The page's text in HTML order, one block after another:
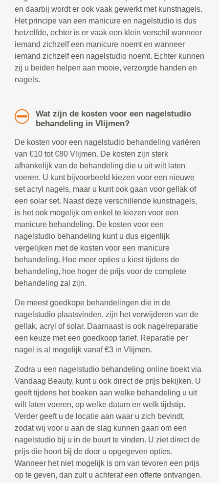
en daarbij wordt er ook vaak gewerkt met kunstnagels.
Het principe van een manicure en nagelstudio is dus
hetzelfde, echter is er vaak een klein verschil wanneer
iemand zichzelf een manicure noemt en wanneer
iemand zichzelf een nagelstudio noemt. Echter kunnen
zij u beiden helpen aan mooie, verzorgde handen en
nagels.
Wat zijn de kosten voor een nagelstudio
behandeling in Vlijmen?
De kosten voor een nagelstudio behandeling variëren
van €10 tot €80 Vlijmen. De kosten zijn sterk
afhankelijk van de behandeling die u uit wilt laten
voeren. U kunt bijvoorbeeld kiezen voor een nieuwe
set acryl nagels, maar u kunt ook gaan voor gellak of
een solar set. Naast deze verschillende kunstnagels,
is het ook mogelijk om enkel te kiezen voor een
manicure behandeling. De kosten voor een
nagelstudio behandeling kunt u dus eigenlijk
vergelijken met de kosten voor een manicure
behandeling. Hoe meer opties u kiest tijdens de
behandeling, hoe hoger de prijs voor de complete
behandeling zal zijn.
De meest goedkope behandelingen die in de
nagelstudio plaatsvinden, zijn het verwijderen van de
gellak, acryl of solar. Daarnaast is ook nagelreparatie
een keuze met een goedkoop tarief. Reparatie per
nagel is al mogelijk vanaf €3 in Vlijmen.
Zodra u een nagelstudio behandeling online boekt via
Vandaag Beauty, kunt u ook direct de prijs bekijken. U
geeft tijdens het boeken aan welke behandeling u uit
wilt laten voeren, op welke datum en welk tijdstip.
Verder geeft u de locatie aan waar u zich bevindt,
zodat wij voor u aan de slag kunnen gaan om een
nagelstudio bij u in de buurt te vinden. U ziet direct de
prijs die hoort bij de door u opgegeven opties.
Wanneer het niet mogelijk is om van tevoren een prijs
op te geven, dan zult u achteraf een offerte ontvangen.